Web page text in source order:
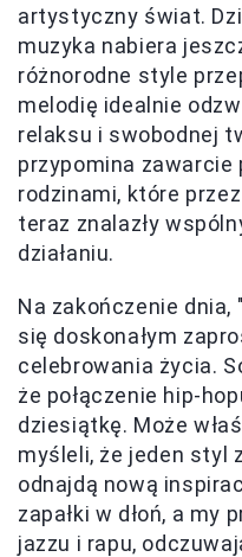
artystyczny świat.
muzyka nabiera
różnorodne style
melodię idealnie
relaksu i swobodnej
przypomina zawarcie
rodzinami, które
teraz znalazły
działaniu.
Na zakończenie
się doskonałym
celebrowania życia.
że połączenie hip-
dziesiątkę. Może
myśleli, że jeden styl
odnajdą nową
zapałki w dłoń, a my
jazzu i rapu,